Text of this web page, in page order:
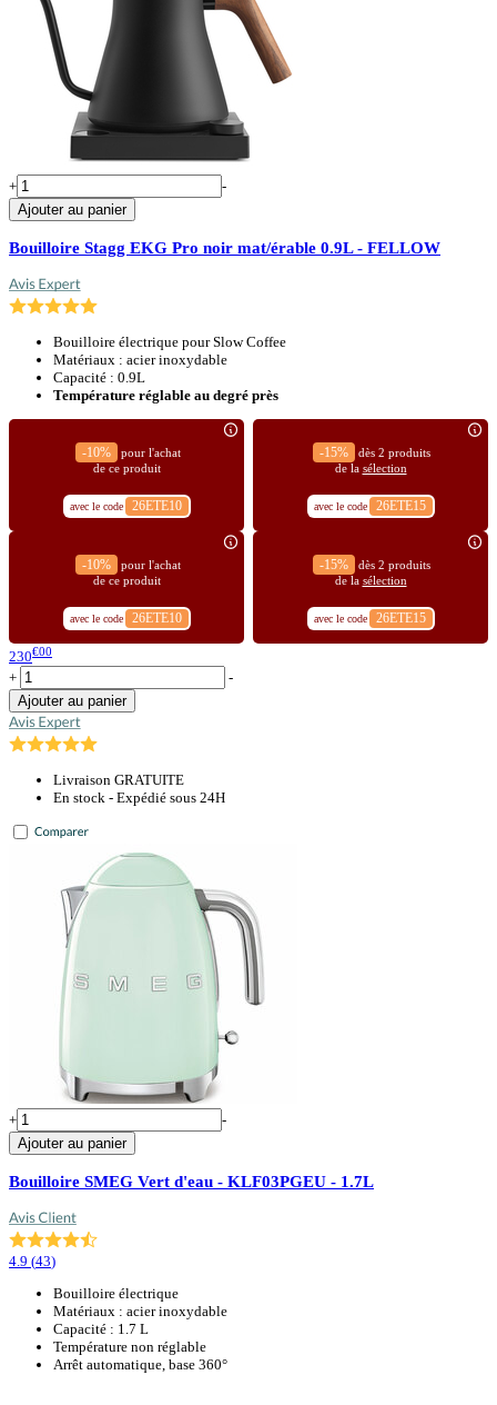
+
-
Ajouter au panier
Bouilloire Stagg EKG Pro noir mat/érable 0.9L - FELLOW
Bouilloire électrique pour Slow Coffee
Matériaux : acier inoxydable
Capacité : 0.9L
Température réglable au degré près
-10%
pour l'achat
de ce produit
avec le code 26ETE10
-15%
dès 2 produits
de la sélection
avec le code 26ETE15
-10%
pour l'achat
de ce produit
avec le code 26ETE10
-15%
dès 2 produits
de la sélection
avec le code 26ETE15
230€00
+
-
Ajouter au panier
Livraison GRATUITE
En stock - Expédié sous 24H
+
-
Ajouter au panier
Bouilloire SMEG Vert d'eau - KLF03PGEU - 1.7L
4.9 (43)
Bouilloire électrique
Matériaux : acier inoxydable
Capacité : 1.7 L
Température non réglable
Arrêt automatique, base 360°